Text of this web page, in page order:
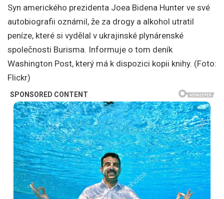
Syn amerického prezidenta Joea Bidena Hunter ve své
autobiografii oznámil, že za drogy a alkohol utratil
peníze, které si vydělal v ukrajinské plynárenské
společnosti Burisma. Informuje o tom deník
Washington Post, který má k dispozici kopii knihy. (Foto:
Flickr)